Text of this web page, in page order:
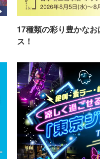
17種類の彩り豊かな
ス！